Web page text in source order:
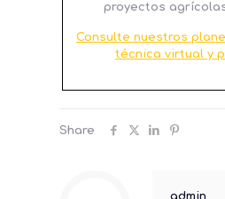
proyectos
Consulte nuestros
técnica virtual y
Share